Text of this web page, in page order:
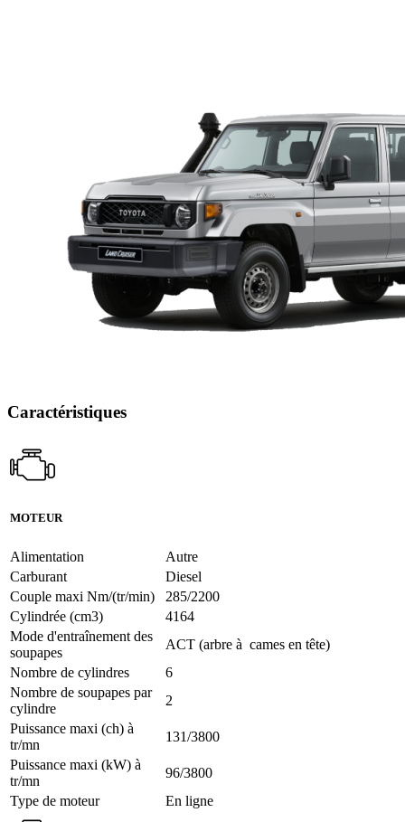
Caractéristiques
MOTEUR
Alimentation
Autre
Carburant
Diesel
Couple maxi Nm/(tr/min)
285/2200
Cylindrée (cm3)
4164
Mode d'entraînement des
soupapes
ACT (arbre à cames en tête)
Nombre de cylindres
6
Nombre de soupapes par
cylindre
2
Puissance maxi (ch) à
tr/mn
131/3800
Puissance maxi (kW) à
tr/mn
96/3800
Type de moteur
En ligne